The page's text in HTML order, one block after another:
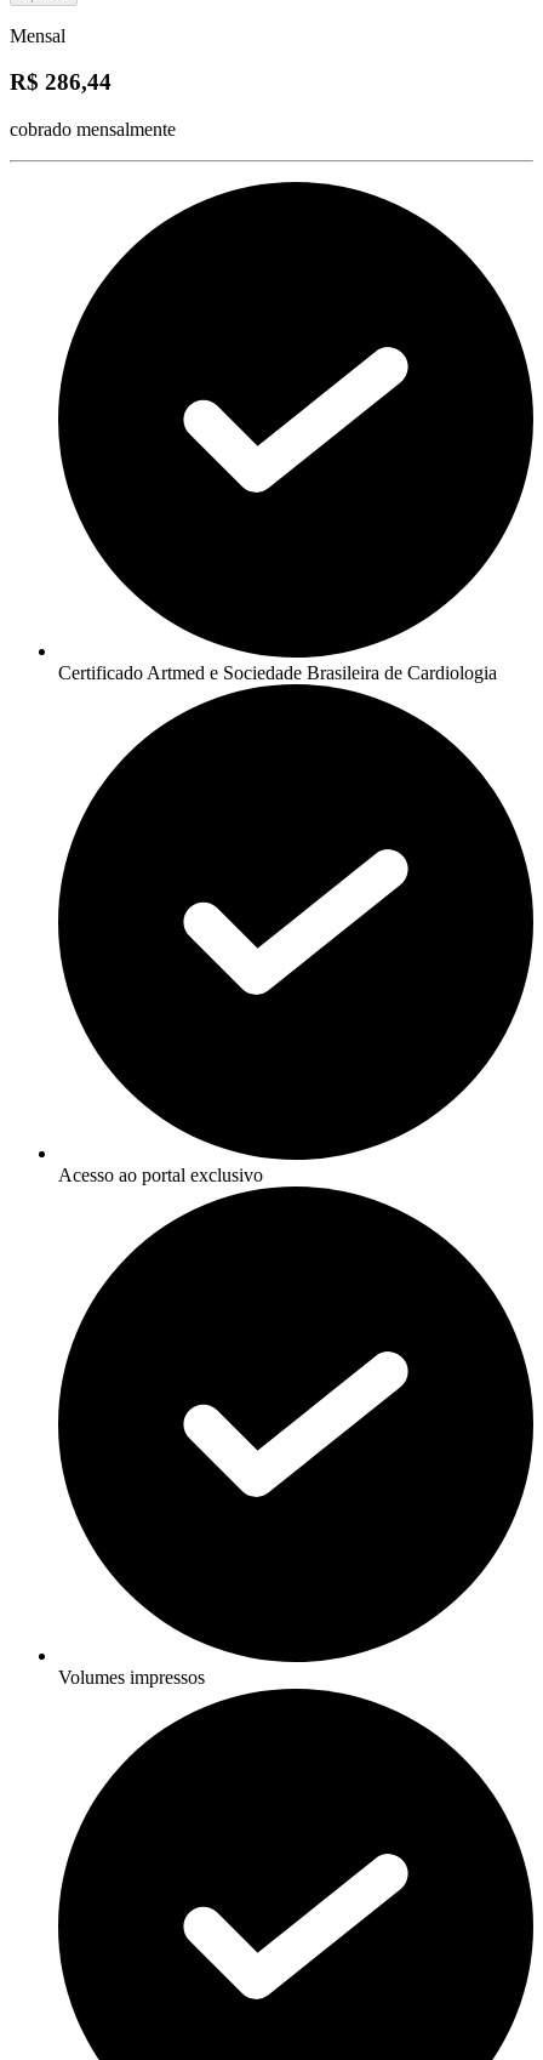
Mensal
R$ 286,44
cobrado mensalmente
Certificado Artmed e Sociedade Brasileira de Cardiologia
Acesso ao portal exclusivo
Volumes impressos